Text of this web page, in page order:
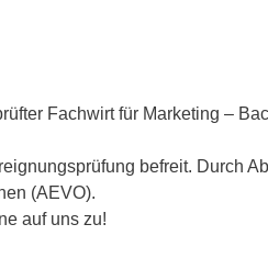
Fachwirt für Marketing –
befreit. Durch
(AEVO).
auf uns zu!